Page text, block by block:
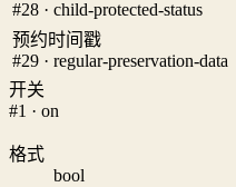
#28 · child-protected-status
预约时间戳
#29 · regular-preservation-data
开关
#1 · on
格式
bool